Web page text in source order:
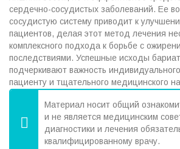
сердечно-сосудистых заболеваний. Ее
сосудистую систему приводит к
пациентов, делая этот метод лечения
комплексного подхода к борьбе с
последствиями. Успешные исходы
подчеркивают важность
пациенту и тщательного медицинского
Материал носит общий
и не является медицинским
диагностики и лечения
квалифицированному врачу.